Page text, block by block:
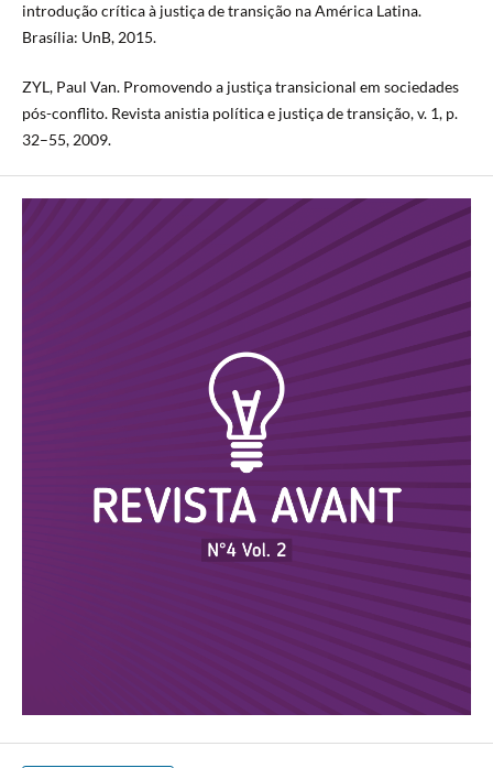
introdução crítica à justiça de transição na América Latina.
Brasília: UnB, 2015.
ZYL, Paul Van. Promovendo a justiça transicional em sociedades
pós-conflito. Revista anistia política e justiça de transição, v. 1, p.
32–55, 2009.